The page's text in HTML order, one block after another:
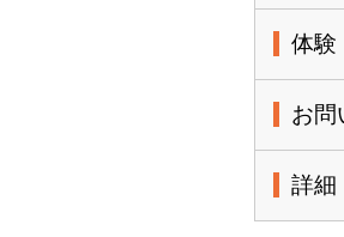
体験
お問
詳細